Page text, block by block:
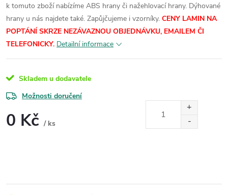
k tomuto zboží nabízíme ABS hrany či nažehlovací hrany. Dýhované
hrany u nás najdete také. Zapůjčujeme i vzorníky. CENY LAMIN NA
POPTÁNÍ SKRZE NEZÁVAZNOU OBJEDNÁVKU, EMAILEM ČI
TELEFONICKY. Detailní informace
Skladem u dodavatele
Možnosti doručení
0 Kč / ks